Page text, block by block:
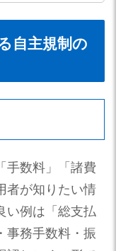
自主規制の
手数料」「諸費
者が知りたい情
い例は「総支払
事務手数料・振